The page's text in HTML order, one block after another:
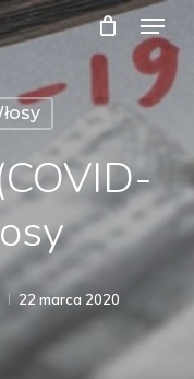
Menu
22 marca 2020
Close
Menu